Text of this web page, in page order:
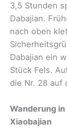
3,5 Stunden
Dabajian.
nach oben
Dabajian ein
Stück Fels.
die Nr. 28 auf
Wanderung
Xiaobajian